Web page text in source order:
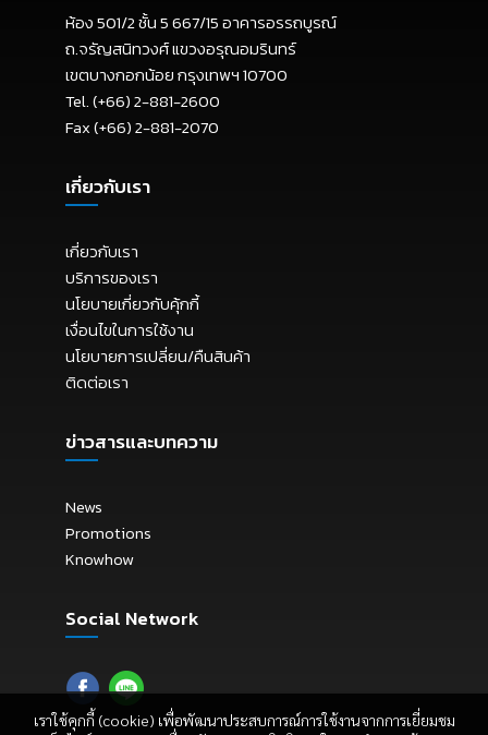
ห้อง 501/2 ชั้น 5 667/15 อาคารอรรถบูรณ์
ถ.จรัญสนิทวงศ์ แขวงอรุณอมรินทร์
เขตบางกอกน้อย กรุงเทพฯ 10700
Tel. (+66) 2-881-2600
Fax (+66) 2-881-2070
เกี่ยวกับเรา
เกี่ยวกับเรา
บริการของเรา
นโยบายเกี่ยวกับคุ้กกี้
เงื่อนไขในการใช้งาน
นโยบายการเปลี่ยน/คืนสินค้า
ติดต่อเรา
ข่าวสารและบทความ
News
Promotions
Knowhow
Social Network
เราใช้คุกกี้ (cookie) เพื่อพัฒนาประสบการณ์การใช้งานจากการเยี่ยมชม